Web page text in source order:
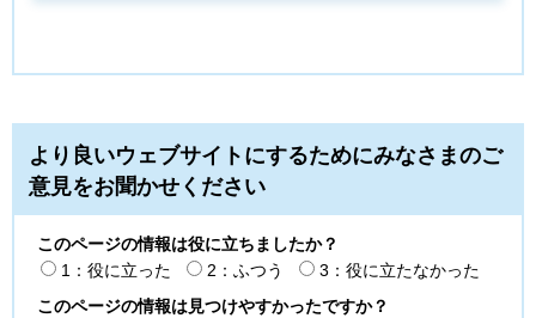
より良いウェブサイトにするためにみなさまのご
意見をお聞かせください
このページの情報は役に立ちましたか？
1：役に立った
2：ふつう
3：役に立たなかった
このページの情報は見つけやすかったですか？